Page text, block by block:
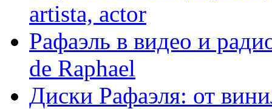
artista, actor
Рафаэль в видео и
de Raphael
Диски Рафаэля: от